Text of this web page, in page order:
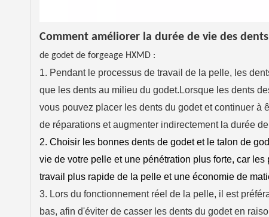
Comment améliorer la durée de vie des
de godet de forgeage HXMD :
1. Pendant le processus de travail de la pelle, les
que les dents au milieu du godet.Lorsque les dents
vous pouvez placer les dents du godet et continuer
de réparations et augmenter indirectement la durée
2. Choisir les bonnes dents de godet et le talon de
vie de votre pelle et une pénétration plus forte, car
travail plus rapide de la pelle et une économie de
3. Lors du fonctionnement réel de la pelle, il est
bas, afin d'éviter de casser les dents du godet en